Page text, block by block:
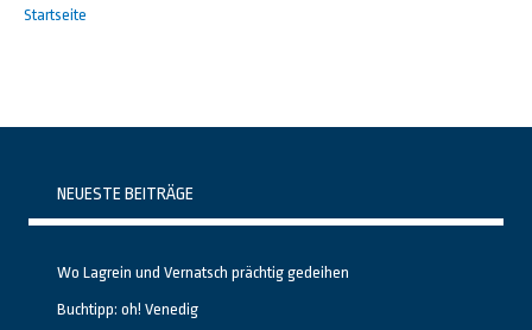
Startseite
NEUESTE BEITRÄGE
Wo Lagrein und Vernatsch prächtig gedeihen
Buchtipp: oh! Venedig